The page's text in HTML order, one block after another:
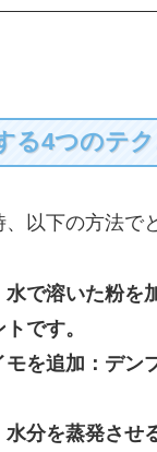
る4つのテ
以下の方法で
水で溶いた粉
です。
モを追加：デ
水分を蒸発さ